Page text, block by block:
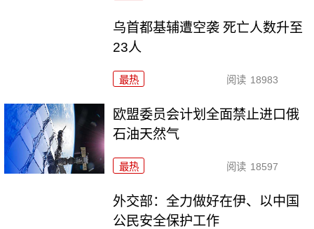
乌首都基辅遭空袭 死亡人数升至
23人
最热 阅读 18983
欧盟委员会计划全面禁止进口俄
石油天然气
最热 阅读 18597
外交部：全力做好在伊、以中国
公民安全保护工作